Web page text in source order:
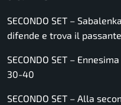
SECONDO SET –
difende e trova il
SECONDO SET –
30-40
SECONDO SET – Alla